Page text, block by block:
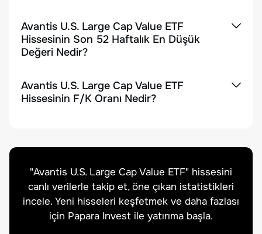
Avantis U.S. Large Cap Value ETF
Hissesinin Son 52 Haftalık En Düşük
Değeri Nedir?
Avantis U.S. Large Cap Value ETF
Hissesinin F/K Oranı Nedir?
"Avantis U.S. Large Cap Value ETF" hissesini
canlı verilerle takip et, öne çıkan istatistikleri
incele. Yeni hisseleri keşfetmek ve daha fazlası
için Papara Invest ile yatırıma başla.